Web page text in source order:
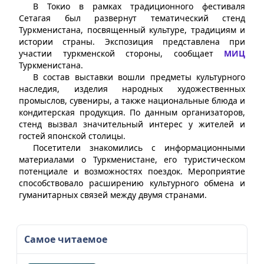
В Токио в рамках традиционного фестиваля
Сетагая был развернут тематический стенд
Туркменистана, посвященный культуре, традициям и
истории страны. Экспозиция представлена при
участии туркменской стороны, сообщает МИЦ
Туркменистана.
В состав выставки вошли предметы культурного
наследия, изделия народных художественных
промыслов, сувениры, а также национальные блюда и
кондитерская продукция. По данным организаторов,
стенд вызвал значительный интерес у жителей и
гостей японской столицы.
Посетители знакомились с информационными
материалами о Туркменистане, его туристическом
потенциале и возможностях поездок. Мероприятие
способствовало расширению культурного обмена и
гуманитарных связей между двумя странами.
Самое читаемое